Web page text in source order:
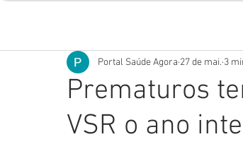
Prematuros
VSR o ano
Portal Saúde Agora 27 de mai. 3